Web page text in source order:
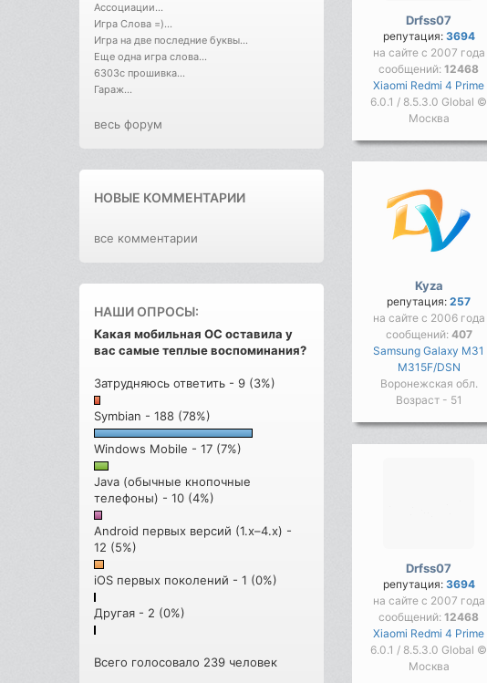
Ассоциации...
Игра Слова =)...
Игра на две последние буквы...
Еще одна игра слова...
6303с прошивка...
Гараж...
весь форум
НОВЫЕ КОММЕНТАРИИ
все комментарии
НАШИ ОПРОСЫ:
Какая мобильная ОС оставила у
вас самые теплые воспоминания?
Затрудняюсь ответить - 9 (3%)
Symbian - 188 (78%)
Windows Mobile - 17 (7%)
Java (обычные кнопочные
телефоны) - 10 (4%)
Android первых версий (1.x–4.x) -
12 (5%)
iOS первых поколений - 1 (0%)
Другая - 2 (0%)
Всего голосовало 239 человек
Drfss07
репутация: 3694
на сайте с 2007 года
сообщений:12468
Xiaomi Redmi 4 Prime
6.0.1 / 8.5.3.0 Global ©
Москва
Kyza
репутация:257
на сайте с 2006 года
сообщений: 407
Samsung Galaxy M31
M315F/DSN
Воронежская обл.
Возраст - 51
Drfss07
репутация: 3694
на сайте с 2007 года
сообщений:12468
Xiaomi Redmi 4 Prime
6.0.1 / 8.5.3.0 Global ©
Москва